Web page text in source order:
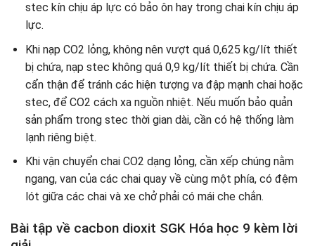
stec kín chịu áp lực có bảo ôn hay trong chai kín chịu áp
lực.
Khi nạp CO2 lỏng, không nên vượt quá 0,625 kg/lít thiết
bị chứa, nạp stec không quá 0,9 kg/lít thiết bị chứa. Cần
cẩn thận để tránh các hiện tượng va đập mạnh chai hoặc
stec, để CO2 cách xa nguồn nhiệt. Nếu muốn bảo quản
sản phẩm trong stec thời gian dài, cần có hệ thống làm
lạnh riêng biệt.
Khi vận chuyển chai CO2 dạng lỏng, cần xếp chúng nằm
ngang, van của các chai quay về cùng một phía, có đệm
lót giữa các chai và xe chở phải có mái che chắn.
Bài tập về cacbon dioxit SGK Hóa học 9 kèm lời